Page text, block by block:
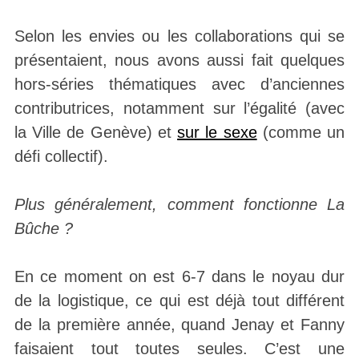
Selon les envies ou les collaborations qui se
présentaient, nous avons aussi fait quelques
hors-séries thématiques avec d’anciennes
contributrices, notamment sur l’égalité (avec
la Ville de Genève) etsur le sexe(comme un
défi collectif).
Plus généralement, comment fonctionne La
Bûche ?
En ce moment on est 6-7 dans le noyau dur
de la logistique, ce qui est déjà tout différent
de la première année, quand Jenay et Fanny
faisaient tout toutes seules. C’est une